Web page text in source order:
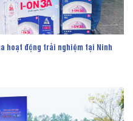
hoạt động trải nghiệm tại Ninh